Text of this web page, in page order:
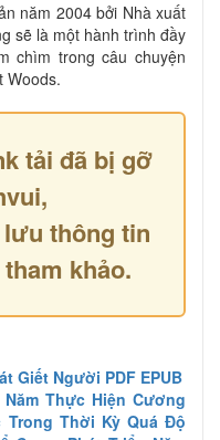
năm 2004 bởi Nhà xuất
sẽ là một hành trình đầy
chìm trong câu chuyện
Woods.
tải đã bị gỡ
thông tin
khảo.
Giết Người PDF EPUB
Thực Hiện Cương
Thời Kỳ Quá Độ